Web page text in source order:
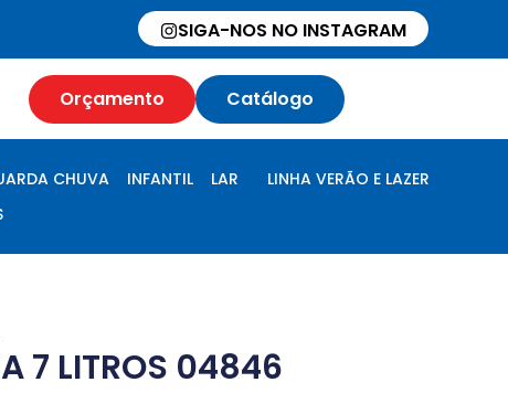
SIGA-NOS NO INSTAGRAM
Orçamento Catálogo
CHUVA INFANTIL LAR
LINHA VERÃO E LAZER
7 LITROS 04846